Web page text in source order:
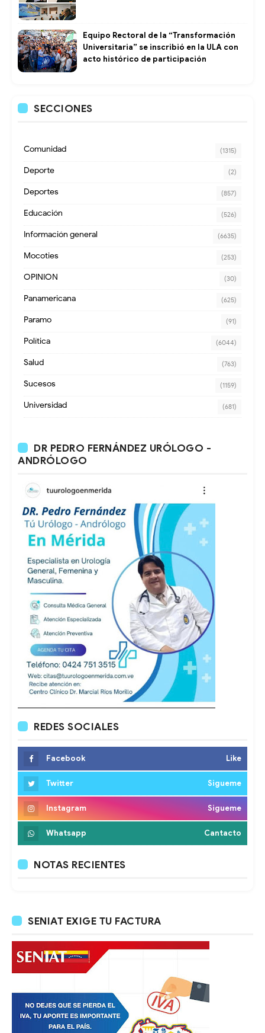
Equipo Rectoral de la “Transformación
Universitaria” se inscribió en la ULA con
acto histórico de participación
SECCIONES
Comunidad (1315)
Deporte (2)
Deportes (857)
Educación (526)
Información general (6635)
Mocoties (253)
OPINION (30)
Panamericana (625)
Paramo (91)
Política (6044)
Salud (763)
Sucesos (1159)
Universidad (681)
DR PEDRO FERNÁNDEZ URÓLOGO -
ANDRÓLOGO
REDES SOCIALES
Facebook Like
Twitter Sigueme
Instagram Sigueme
Whatsapp Cantacto
NOTAS RECIENTES
SENIAT EXIGE TU FACTURA